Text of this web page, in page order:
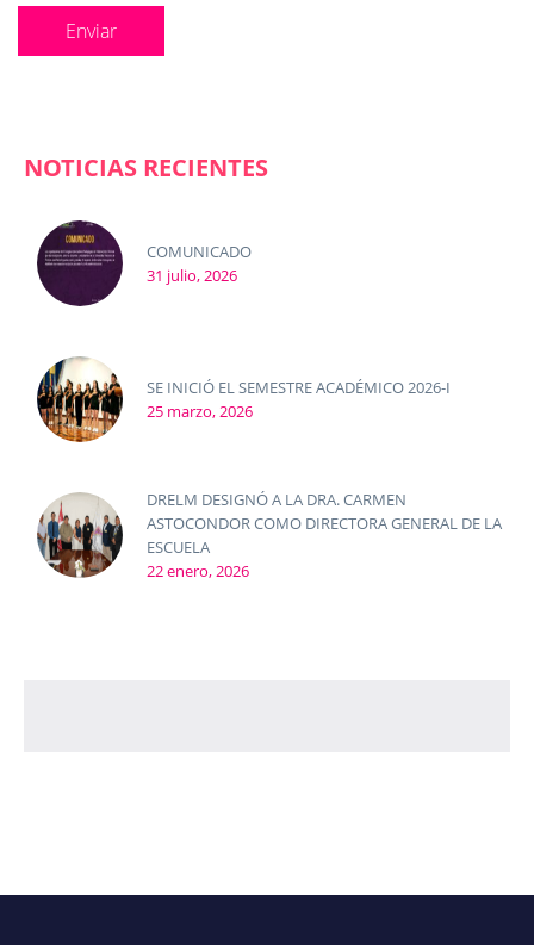
NOTICIAS RECIENTES
COMUNICADO
31 julio, 2026
SE INICIÓ EL SEMESTRE ACADÉMICO 2026-I
25 marzo, 2026
DRELM DESIGNÓ A LA DRA. CARMEN
ASTOCONDOR COMO DIRECTORA GENERAL DE LA
ESCUELA
22 enero, 2026